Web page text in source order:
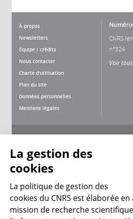
À propos
Newsletters
Équipe / crédits
Nous contacter
Charte d'utilisation
Plan du site
Données personnelles
Mentions légales
CNRS
n°324
Voir
CNRS Le Mag
La gestion des
cookies
La politique de gestion des
cookies du CNRS est élaborée
mission de recherche